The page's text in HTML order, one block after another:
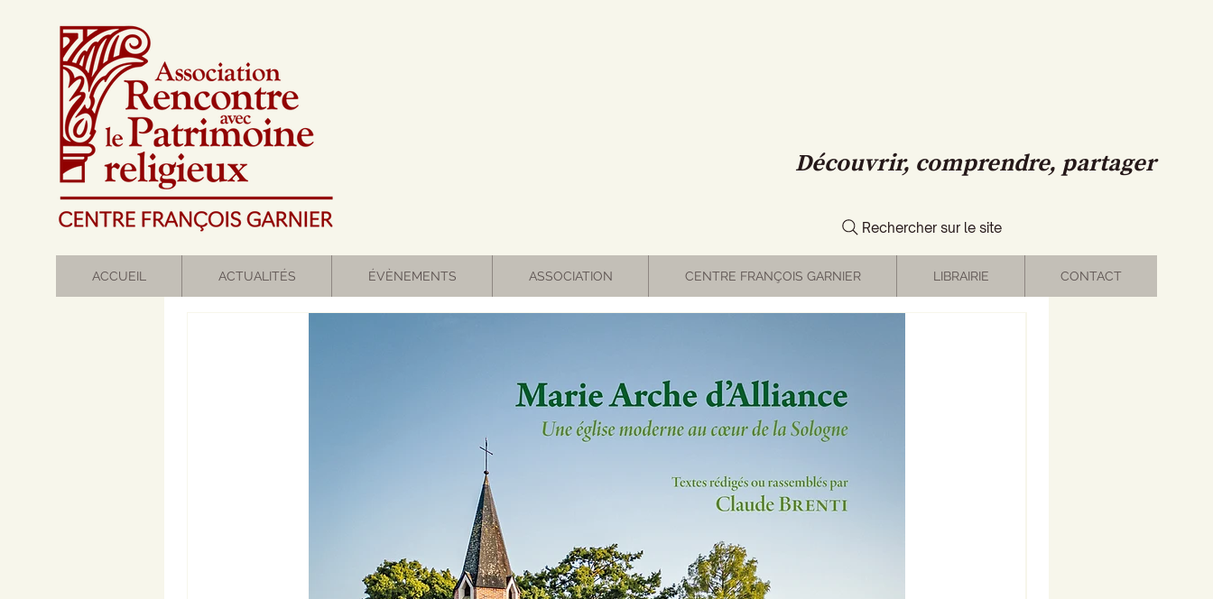
Découvrir, comprendre, partager
Rechercher sur le site
ACCUEIL ACTUALITÉS ÉVÈNEMENTS ASSOCIATION CENTRE FRANÇOIS GARNIER LIBRAIRIE CONTACT